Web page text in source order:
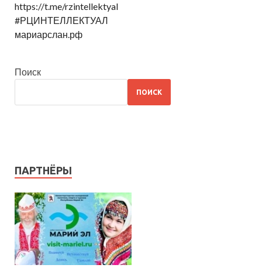
https://t.me/rzintellektyal
#РЦИНТЕЛЛЕКТУАЛ
мариарслан.рф
Поиск
ПОИСК
ПАРТНЁРЫ